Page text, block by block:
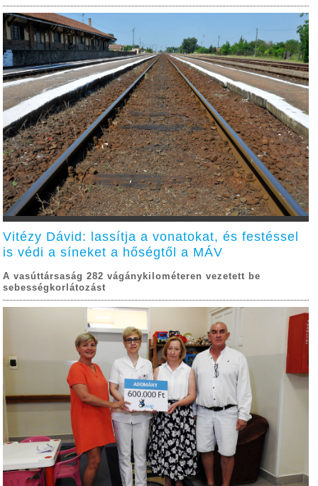
Vitézy Dávid: lassítja a vonatokat, és festéssel
is védi a síneket a hőségtől a MÁV
A vasúttársaság 282 vágánykilométeren vezetett be
sebességkorlátozást